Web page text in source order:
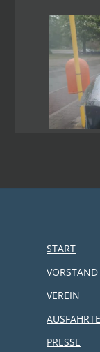
START
VORSTAND
VEREIN
PRESSE